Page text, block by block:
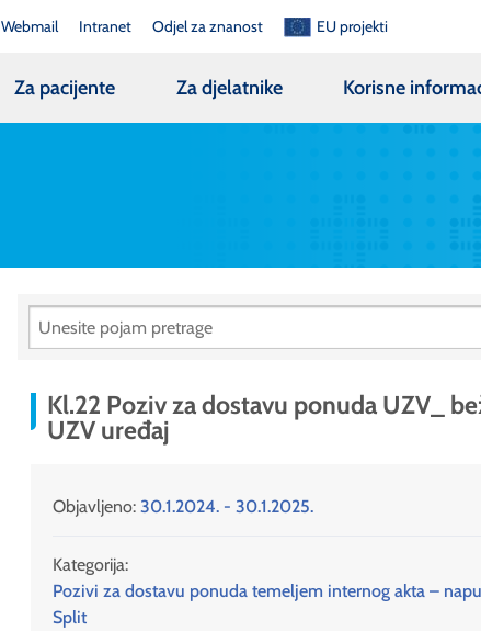
Webmail Intranet Odjel za znanost EU projekti
Za pacijente Za djelatnike Korisne
Kl.22 Poziv za dostavu ponuda UZV_
UZV uređaj
Objavljeno: 30.1.2024. - 30.1.2025.
Kategorija:
Pozivi za dostavu ponuda temeljem internog akta –
Split